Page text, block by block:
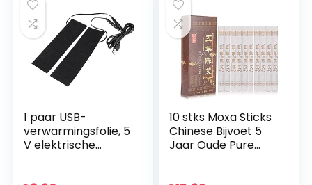
1 paar USB-
verwarmingsfolie, 5
V elektrische
10 stks Moxa Sticks
Chinese Bijvoet 5
Jaar Oude Pure